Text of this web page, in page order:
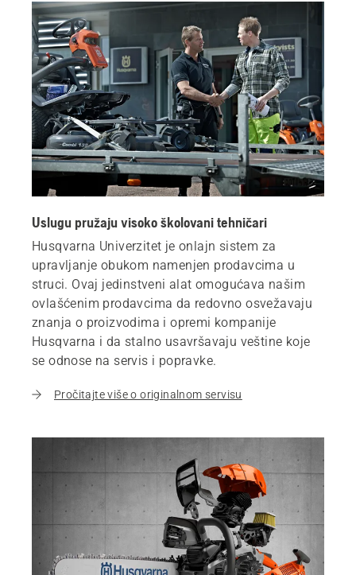
Uslugu pružaju visoko školovani tehničari
Husqvarna Univerzitet je onlajn sistem za
upravljanje obukom namenjen prodavcima u
struci. Ovaj jedinstveni alat omogućava našim
ovlašćenim prodavcima da redovno osvežavaju
znanja o proizvodima i opremi kompanije
Husqvarna i da stalno usavršavaju veštine koje
se odnose na servis i popravke.
Pročitajte više o originalnom servisu